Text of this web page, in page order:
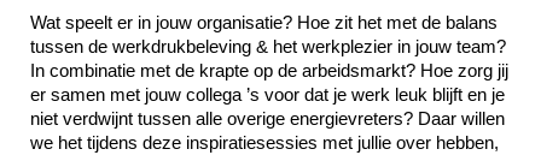
Wat speelt er in jouw organisatie? Hoe zit het met de balans
tussen de werkdrukbeleving & het werkplezier in jouw team?
In combinatie met de krapte op de arbeidsmarkt? Hoe zorg jij
er samen met jouw collega ’s voor dat je werk leuk blijft en je
niet verdwijnt tussen alle overige energievreters? Daar willen
we het tijdens deze inspiratiesessies met jullie over hebben,